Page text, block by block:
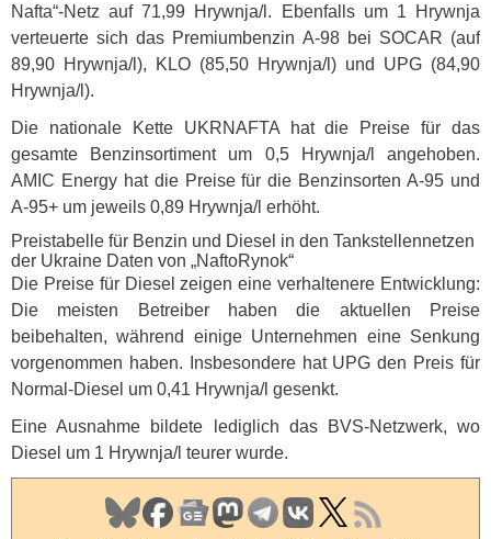
Nafta“-Netz auf 71,99 Hrywnja/l. Ebenfalls um 1 Hrywnja
verteuerte sich das Premiumbenzin A-98 bei SOCAR (auf
89,90 Hrywnja/l),
KLO (85,50 Hrywnja/l) und UPG (84,90
Hrywnja/l).
Die nationale Kette UKRNAFTAhat die Preise für das
gesamte Benzinsortiment um 0,5 Hrywnja/l angehoben.
AMIC Energy hat die Preise für die Benzinsorten A-95 und
A-95+ um jeweils 0,89 Hrywnja/l erhöht.
Preistabelle für Benzin und Diesel in den Tankstellennetzen
der Ukraine Daten von „NaftoRynok“
Die Preise für Diesel zeigen eine verhaltenere Entwicklung:
Die meisten Betreiber haben die aktuellen Preise
beibehalten, während einige Unternehmen eine Senkung
vorgenommen haben. Insbesondere hat UPG den Preis für
Normal-Diesel um 0,41 Hrywnja/l gesenkt.
Eine Ausnahme bildete lediglich das
BVS-Netzwerk, wo
Diesel um 1 Hrywnja/l teurer wurde.